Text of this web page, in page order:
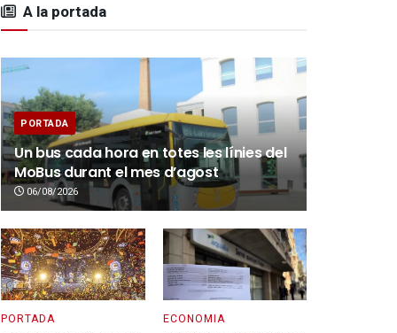
A la portada
PORTADA
Un bus cada hora en totes les línies del
MoBus durant el mes d’agost
06/08/2026
PORTADA ECONOMIA